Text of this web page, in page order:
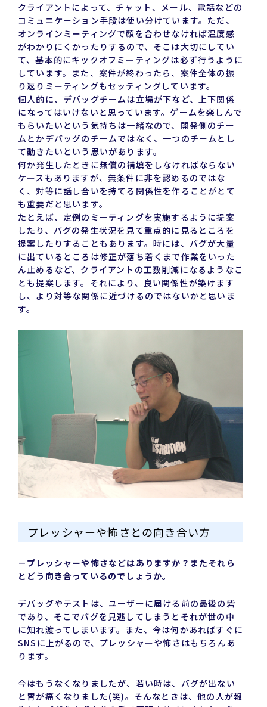
クライアントによって、チャット、メール、電話などの
コミュニケーション手段は使い分けています。ただ、
オンラインミーティングで顔を合わせなければ温度感
がわかりにくかったりするので、そこは大切にしてい
て、基本的にキックオフミーティングは必ず行うように
しています。また、案件が終わったら、案件全体の振
り返りミーティングもセッティングしています。
個人的に、デバッグチームは立場が下など、上下関係
になってはいけないと思っています。ゲームを楽しんで
もらいたいという気持ちは一緒なので、開発側のチー
ムとかデバッグのチームではなく、一つのチームとし
て動きたいという思いがあります。
何か発生したときに無償の補填をしなければならない
ケースもありますが、無条件に非を認めるのではな
く、対等に話し合いを持てる関係性を作ることがとて
も重要だと思います。
たとえば、定例のミーティングを実施するように提案
したり、バグの発生状況を見て重点的に見るところを
提案したりすることもあります。時には、バグが大量
に出ているところは修正が落ち着くまで作業をいった
ん止めるなど、クライアントの工数削減になるようなこ
とも提案します。それにより、良い関係性が築けます
し、より対等な関係に近づけるのではないかと思いま
す。
プレッシャーや怖さとの向き合い方
－プレッシャーや怖さなどはありますか？またそれら
とどう向き合っているのでしょうか。
デバッグやテストは、ユーザーに届ける前の最後の砦
であり、そこでバグを見逃してしまうとそれが世の中
に知れ渡ってしまいます。また、今は何かあればすぐに
SNSに上がるので、プレッシャーや怖さはもちろんあ
ります。
今はもうなくなりましたが、若い時は、バグが出ない
と胃が痛くなりました(笑)。そんなときは、他の人が報